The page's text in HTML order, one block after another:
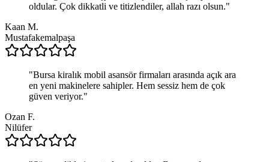
oldular. Çok dikkatli ve titizlendiler, allah razı olsun."
Kaan M.
Mustafakemalpaşa
"Bursa kiralık mobil asansör firmaları arasında açık ara
en yeni makinelere sahipler. Hem sessiz hem de çok
güven veriyor."
Ozan F.
Nilüfer